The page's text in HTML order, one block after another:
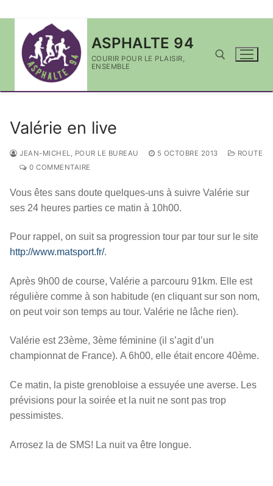
contenu
ASPHALTE 94
COURIR POUR LE PLAISIR,
ENSEMBLE
Valérie en live
JEAN-MICHEL, POUR LE BUREAU 5 OCTOBRE 2013
ROUTE
0 COMMENTAIRE
Vous êtes sans doute quelques-uns à suivre Valérie sur
ses 24 heures parties ce matin à 10h00.
Pour rappel, on suit sa progression tour par tour sur le site
http://www.matsport.fr/.
Après 9h00 de course, Valérie a parcouru 91km. Elle est
régulière comme à son habitude (en cliquant sur son nom,
on peut voir son temps au tour. Valérie ne lâche rien).
Valérie est 23ème, 3ème féminine (il s’agit d’un
championnat de France). A 6h00, elle était encore 40ème.
Ce matin, la piste grenobloise a essuyée une averse. Les
prévisions pour la soirée et la nuit ne sont pas trop
pessimistes.
Arrosez la de SMS! La nuit va être longue.